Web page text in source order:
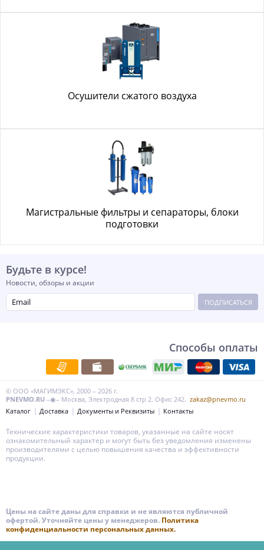
Осушители сжатого воздуха
Магистральные фильтры и сепараторы, блоки
подготовки
Будьте в курсе!
Новости, обзоры и акции
ПОДПИСАТЬСЯ
Способы оплаты
© ООО «МАГИМЭКС», 2000 – 2026 г.
PNEVMO.RU –◉– Москва, Электродная 8 стр 2. Офис 242. zakaz@pnevmo.ru
Каталог
Доставка Документы и Реквизиты Контакты
Технические характеристики товаров, указанные на сайте носят
ознакомительный характер и могут быть без уведомления изменены
производителями с целью повышения качества и эффективности
продукции.
Цены на сайте даны для справки и не являются публичной
офертой. Уточняйте цены у менеджеров. Политика
конфиденциальности персональных данных.